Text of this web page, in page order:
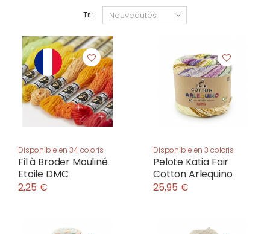
Tri:
Disponible en 34 coloris
Fil à Broder Mouliné
Etoile DMC
2,25 €
Disponible en 3 coloris
Pelote Katia Fair
Cotton Arlequino
25,95 €